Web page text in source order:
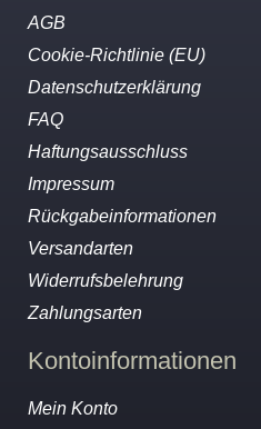
AGB
Cookie-Richtlinie (EU)
Datenschutzerklärung
FAQ
Haftungsausschluss
Impressum
Rückgabeinformationen
Versandarten
Widerrufsbelehrung
Zahlungsarten
Kontoinformationen
Mein Konto